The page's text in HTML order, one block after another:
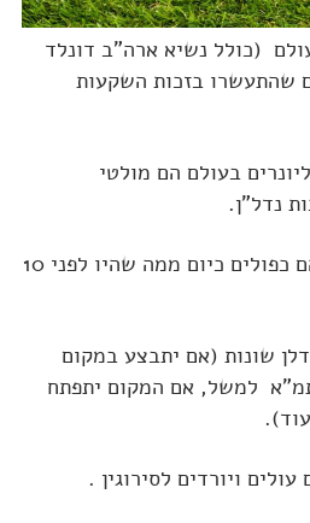
(כולל נשיא ארה"ב דונלד
שהתעשרו בזכות השקעות
מיליונרים בעולם הם מולטי
נדל"ן.
מחירי הדירות בישראל הם כפולים כיום ממה שהיו לפני 10
שונות (אם יתבצע במקום
תמ"א למשל, אם המקום יתפתח
ויורדים לסירוגין .